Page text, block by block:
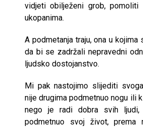
vidjeti obilježeni grob,
ukopanima.
A podmetanja traju, ona u
da bi se zadržali nepravedni
ljudsko dostojanstvo.
Mi pak nastojimo slijediti
nije drugima podmetnuo nogu ili
nego je radi dobra svih
podmetnuo svoj život, prema